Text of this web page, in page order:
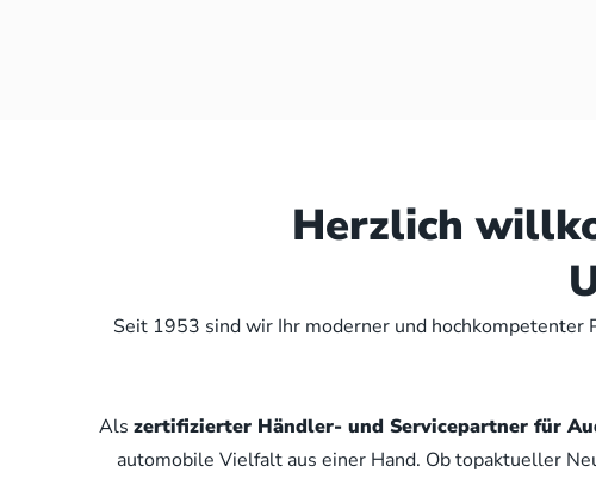
Herzlich
Seit 1953 sind wir Ihr moderner und
Als zertifizierter Händler- und Servicepartner für
automobile Vielfalt aus einer Hand. Ob topaktueller